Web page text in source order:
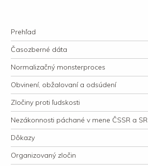
justície
Navigation
Skip to content
Prehľad
Časozberné dáta
Normalizačný monsterproces
Obvinení, obžalovaní a odsúdení
Zločiny proti ľudskosti
Nezákonnosti páchané v mene ČSSR a SR
Dôkazy
Organizovaný zločin